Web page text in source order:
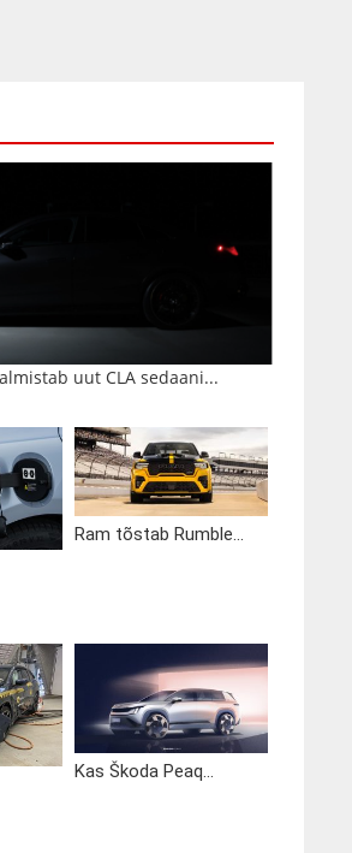
uut CLA sedaani...
Ram tõstab Rumble...
Kas Škoda Peaq...